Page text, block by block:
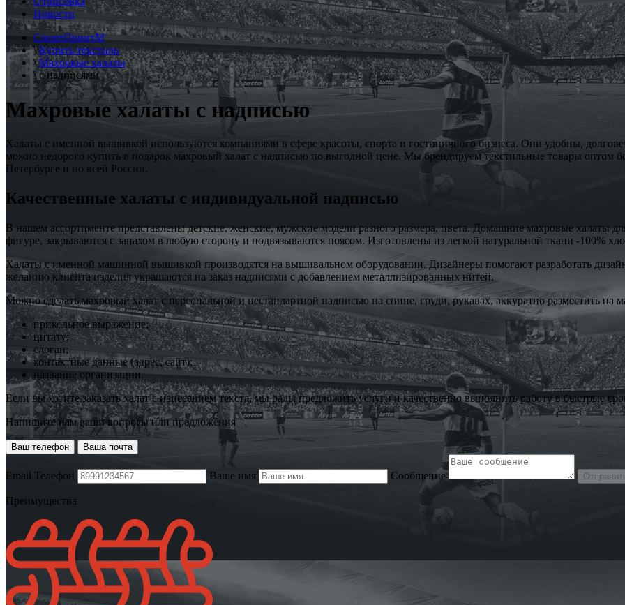
Новости
СпортПринтМ
\Купить текстиль
\Махровые халаты
\с надписями
Махровые халаты с надписью
Халаты с именной вышивкой используются компаниями в сфере красоты, спорта и гостиничного бизнеса. Они удобны,
можно недорого купить в подарок махровый халат с надписью по выгодной цене. Мы брендируем текстильные товары оптом
Петербурге и по всей России.
Качественные халаты с индивидуальной надписью
В нашем ассортименте представлены детские, женские, мужские модели разного размера, цвета. Домашние махровые халаты
фигуре, закрываются с запахом в любую сторону и подвязываются поясом. Изготовлены из легкой натуральной ткани -100%
Халаты с именной машинной вышивкой производятся на вышивальном оборудовании. Дизайнеры помогают разработать
желанию клиента изделия украшаются на заказ надписями с добавлением металлизированных нитей.
Можно сделать махровый халат с персональной и нестандартной надписью на спине, груди, рукавах, аккуратно разместить на
прикольное выражение;
цитату;
слоган;
контактные данные (адрес, сайт);
название организации.
Если вы хотите заказать халат с нанесением текста, мы рады предложить услуги и качественно выполнить работу в быстрые
Напишите нам ваши вопросы или предложения
Ваш телефон Ваша почта
Email Телефон Ваше имя Сообщение
Преимущества